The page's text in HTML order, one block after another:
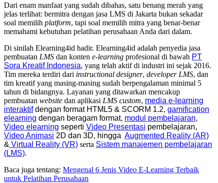
Dari enam manfaat yang sudah dibahas, satu benang merah yang
jelas terlihat: bermitra dengan jasa LMS di Jakarta bukan sekadar
soal memilih platform, tapi soal memilih mitra yang benar-benar
memahami kebutuhan pelatihan perusahaan Anda dari dalam.
Di sinilah Elearning4id hadir. Elearning4id adalah penyedia jasa
pembuatan LMS dan konten e-learning profesional di bawah PT
Sora Kreatif Indonesia, yang telah aktif di industri ini sejak 2016.
Tim mereka terdiri dari instructional designer, developer LMS, dan
tim kreatif yang masing-masing sudah berpengalaman minimal 5
tahun di bidangnya. Layanan yang ditawarkan mencakup
pembuatan website dan aplikasi LMS custom, media e-learning
interaktifdengan format HTML5 & SCORM 1.2, gamification
elearning dengan beragam format, modul pembelajaran,
Video elearning seperti Video Presentasi pembelajaran,
Video Animasi 2D dan 3D, hingga Augmented Reality (AR)
& Virtual Reality (VR) serta Sistem manajemen pembelajaran
(LMS).
Baca juga tentang: Mengenal 6 Jenis Video E-Learning Terbaik
untuk Pelatihan Perusahaan